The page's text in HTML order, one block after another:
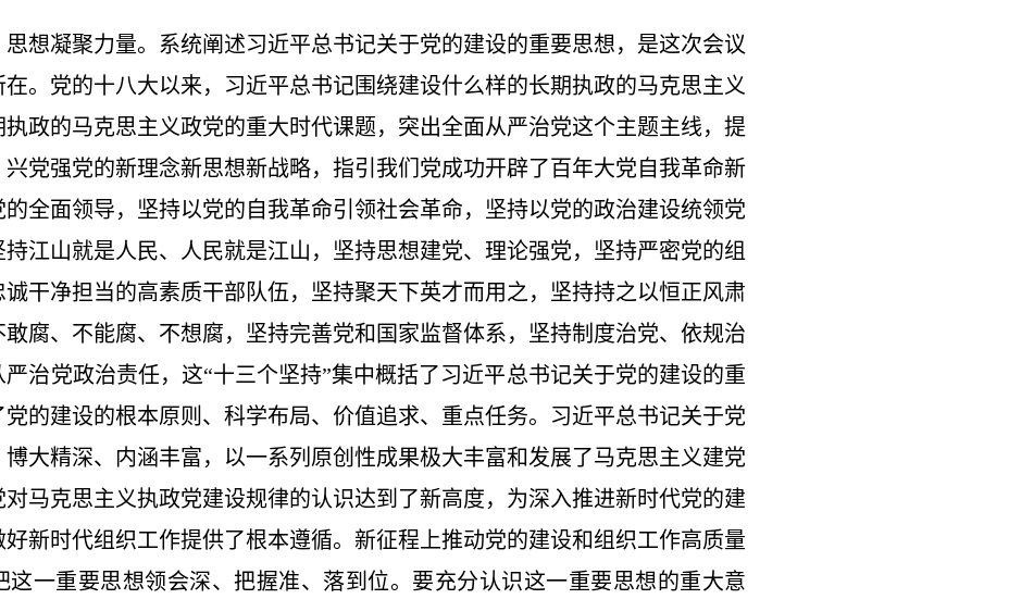
想凝聚力量。系统阐述习近平总书记关于党的建设的重要思想，是这次会议
。党的十八大以来，习近平总书记围绕建设什么样的长期执政的马克思主义
政的马克思主义政党的重大时代课题，突出全面从严治党这个主题主线，提
党强党的新理念新思想新战略，指引我们党成功开辟了百年大党自我革命新
全面领导，坚持以党的自我革命引领社会革命，坚持以党的政治建设统领党
江山就是人民、人民就是江山，坚持思想建党、理论强党，坚持严密党的组
干净担当的高素质干部队伍，坚持聚天下英才而用之，坚持持之以恒正风肃
腐、不能腐、不想腐，坚持完善党和国家监督体系，坚持制度治党、依规治
治党政治责任，这“十三个坚持”集中概括了习近平总书记关于党的建设的重
的建设的根本原则、科学布局、价值追求、重点任务。习近平总书记关于党
大精深、内涵丰富，以一系列原创性成果极大丰富和发展了马克思主义建党
马克思主义执政党建设规律的认识达到了新高度，为深入推进新时代党的建
新时代组织工作提供了根本遵循。新征程上推动党的建设和组织工作高质量
这一重要思想领会深、把握准、落到位。要充分认识这一重要思想的重大意